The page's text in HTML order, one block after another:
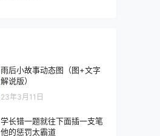
雨后小故事动态图（图+文字
解说版）
23年3月11日
学长错一题就往下面插一支笔
他的惩罚太霸道